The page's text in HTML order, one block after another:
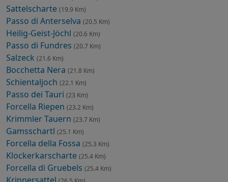
Sattelscharte (19.9 Km)
Passo di Anterselva (20.5 Km)
Heilig-Geist-Jöchl (20.6 Km)
Passo di Fundres (20.7 Km)
Salzeck (21.6 Km)
Bocchetta Nera (21.8 Km)
Schientaljoch (22.1 Km)
Passo dei Tauri (23 Km)
Forcella Riepen (23.2 Km)
Krimmler Tauern (23.7 Km)
Gamsschartl (25.1 Km)
Forcella della Fossa (25.3 Km)
Klockerkarscharte (25.4 Km)
Forcella di Gruebels (25.4 Km)